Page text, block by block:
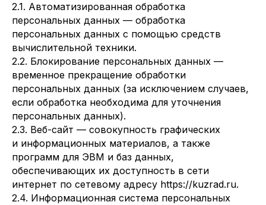
2.1. Автоматизированная обработка
персональных данных — обработка
персональных данных с помощью средств
вычислительной техники.
2.2. Блокирование персональных данных —
временное прекращение обработки
персональных данных (за исключением случаев,
если обработка необходима для уточнения
персональных данных).
2.3. Веб-сайт — совокупность графических
и информационных материалов, а также
программ для ЭВМ и баз данных,
обеспечивающих их доступность в сети
интернет по сетевому адресу https://kuzrad.ru.
2.4. Информационная система персональных